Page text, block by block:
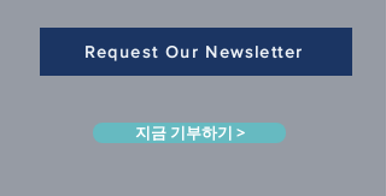
Request Our Newsletter
지금 기부하기 >